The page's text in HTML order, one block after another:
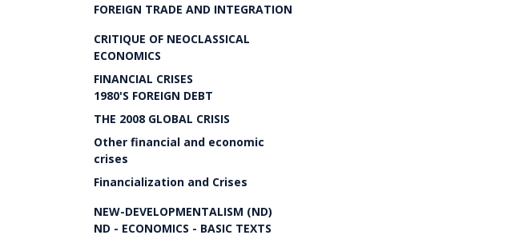
FOREIGN TRADE AND INTEGRATION
CRITIQUE OF NEOCLASSICAL
ECONOMICS
FINANCIAL CRISES
1980'S FOREIGN DEBT
THE 2008 GLOBAL CRISIS
Other financial and economic
crises
Financialization and Crises
NEW-DEVELOPMENTALISM (ND)
ND - ECONOMICS - BASIC TEXTS